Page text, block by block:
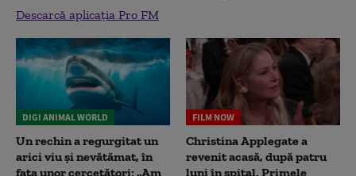
Descarcă aplicația Pro FM
DIGI ANIMAL WORLD
Un rechin a regurgitat un
arici viu și nevătămat, în
fața unor cercetători: „Am
FILM NOW
Christina Applegate a
revenit acasă, după patru
luni în spital. Primele